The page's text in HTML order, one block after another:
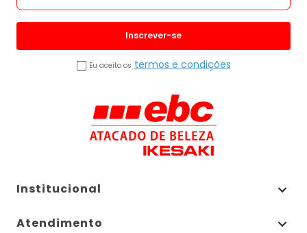
Inscrever-se
Eu aceito os termos e condições
Institucional
Atendimento